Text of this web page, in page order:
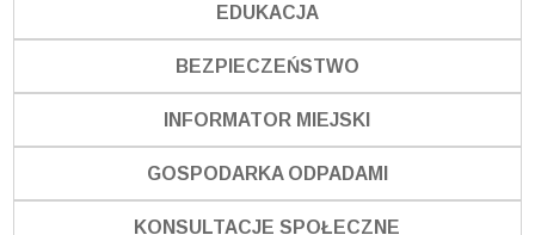
EDUKACJA
BEZPIECZEŃSTWO
INFORMATOR MIEJSKI
GOSPODARKA ODPADAMI
KONSULTACJE SPOŁECZNE